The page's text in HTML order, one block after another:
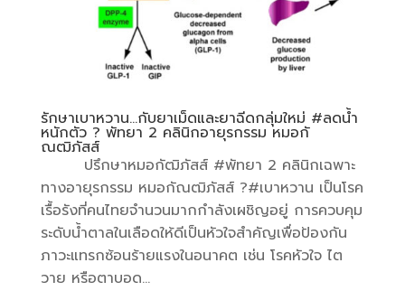
รักษาเบาหวาน…กับยาเม็ดและยาฉีดกลุ่มใหม่ #ลดน้ำ
หนักตัว ? พัทยา 2 คลินิกอายุรกรรม หมอกั
ณฒิภัสส์
ปรึกษาหมอกัฒิภัสส์ #พัทยา 2 คลินิกเฉพาะ
ทางอายุรกรรม หมอกัณฒิภัสส์ ?#เบาหวาน เป็นโรค
เรื้อรังที่คนไทยจำนวนมากกำลังเผชิญอยู่ การควบคุม
ระดับน้ำตาลในเลือดให้ดีเป็นหัวใจสำคัญเพื่อป้องกัน
ภาวะแทรกซ้อนร้ายแรงในอนาคต เช่น โรคหัวใจ ไต
วาย หรือตาบอด...